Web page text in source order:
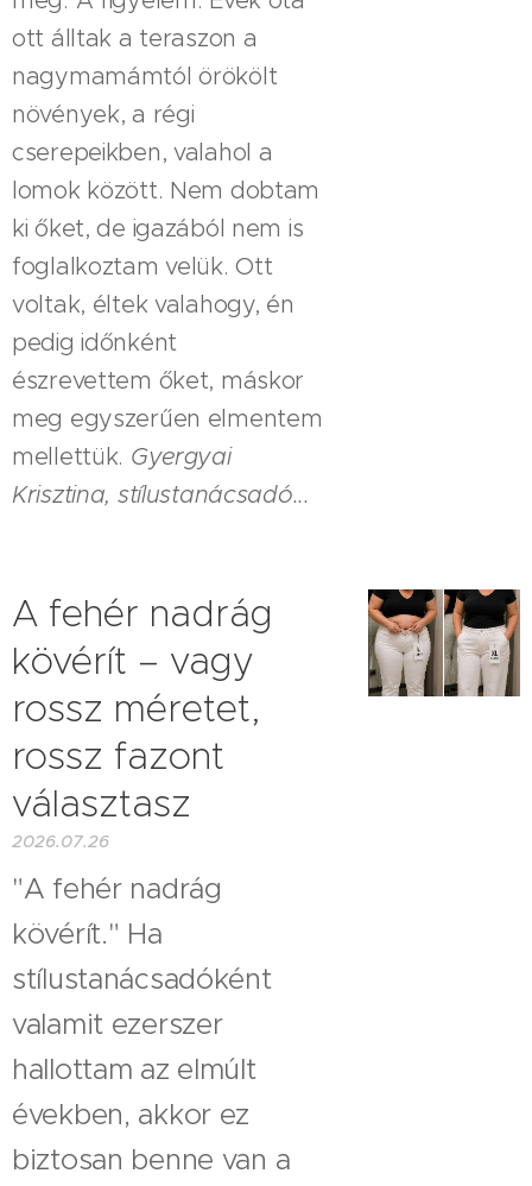
ott álltak a teraszon a
nagymamámtól örökölt
növények, a régi
cserepeikben, valahol a
lomok között. Nem dobtam
ki őket, de igazából nem is
foglalkoztam velük. Ott
voltak, éltek valahogy, én
pedig időnként
észrevettem őket, máskor
meg egyszerűen elmentem
mellettük. Gyergyai
Krisztina, stílustanácsadó...
A fehér nadrág
kövérít – vagy
rossz méretet,
rossz fazont
választasz
2026.07.26
"A fehér nadrág
kövérít." Ha
stílustanácsadóként
valamit ezerszer
hallottam az elmúlt
években, akkor ez
biztosan benne van a